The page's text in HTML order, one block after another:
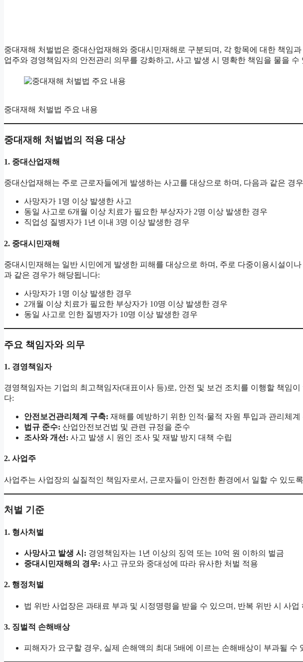
중대재해 처벌법은 중대산업재해와 중대시민재해로 구분되며, 각 항목에 대한 책임
업주와 경영책임자의 안전관리 의무를 강화하고, 사고 발생 시 명확한 책임을 물을
중대재해 처벌법 주요 내용
중대재해 처벌법의 적용 대상
1. 중대산업재해
중대산업재해는 주로 근로자들에게 발생하는 사고를 대상으로 하며, 다음과 같은 경
사망자가 1명 이상 발생한 사고
동일 사고로 6개월 이상 치료가 필요한 부상자가 2명 이상 발생한 경우
직업성 질병자가 1년 이내 3명 이상 발생한 경우
2. 중대시민재해
중대시민재해는 일반 시민에게 발생한 피해를 대상으로 하며, 주로 다중이용시설이
과 같은 경우가 해당됩니다:
사망자가 1명 이상 발생한 경우
2개월 이상 치료가 필요한 부상자가 10명 이상 발생한 경우
동일 사고로 인한 질병자가 10명 이상 발생한 경우
주요 책임자와 의무
1. 경영책임자
경영책임자는 기업의 최고책임자(대표이사 등)로, 안전 및 보건 조치를 이행할 책임
다:
안전보건관리체계 구축: 재해를 예방하기 위한 인적·물적 자원 투입과 관리체계
법규 준수: 산업안전보건법 및 관련 규정을 준수
조사와 개선: 사고 발생 시 원인 조사 및 재발 방지 대책 수립
2. 사업주
사업주는 사업장의 실질적인 책임자로서, 근로자들이 안전한 환경에서 일할 수 있도
처벌 기준
1. 형사처벌
사망사고 발생 시: 경영책임자는 1년 이상의 징역 또는 10억 원 이하의 벌금
중대시민재해의 경우: 사고 규모와 중대성에 따라 유사한 처벌 적용
2. 행정처벌
법 위반 사업장은 과태료 부과 및 시정명령을 받을 수 있으며, 반복 위반 시 사
3. 징벌적 손해배상
피해자가 요구할 경우, 실제 손해액의 최대 5배에 이르는 손해배상이 부과될 수